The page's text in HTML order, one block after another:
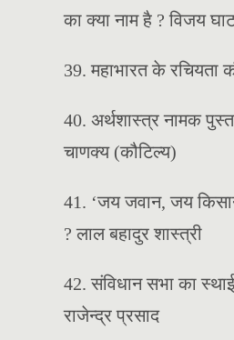
का क्या नाम है ? विजय
39. महाभारत के रचियता
40. अर्थशास्त्र नामक
चाणक्य (कौटिल्य)
41. ‘जय जवान, जय
? लाल बहादुर शास्त्री
42. संविधान सभा का
राजेन्द्र प्रसाद